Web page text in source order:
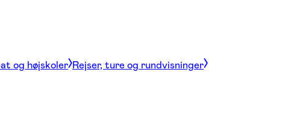
og højskoler Rejser, ture og rundvisninger